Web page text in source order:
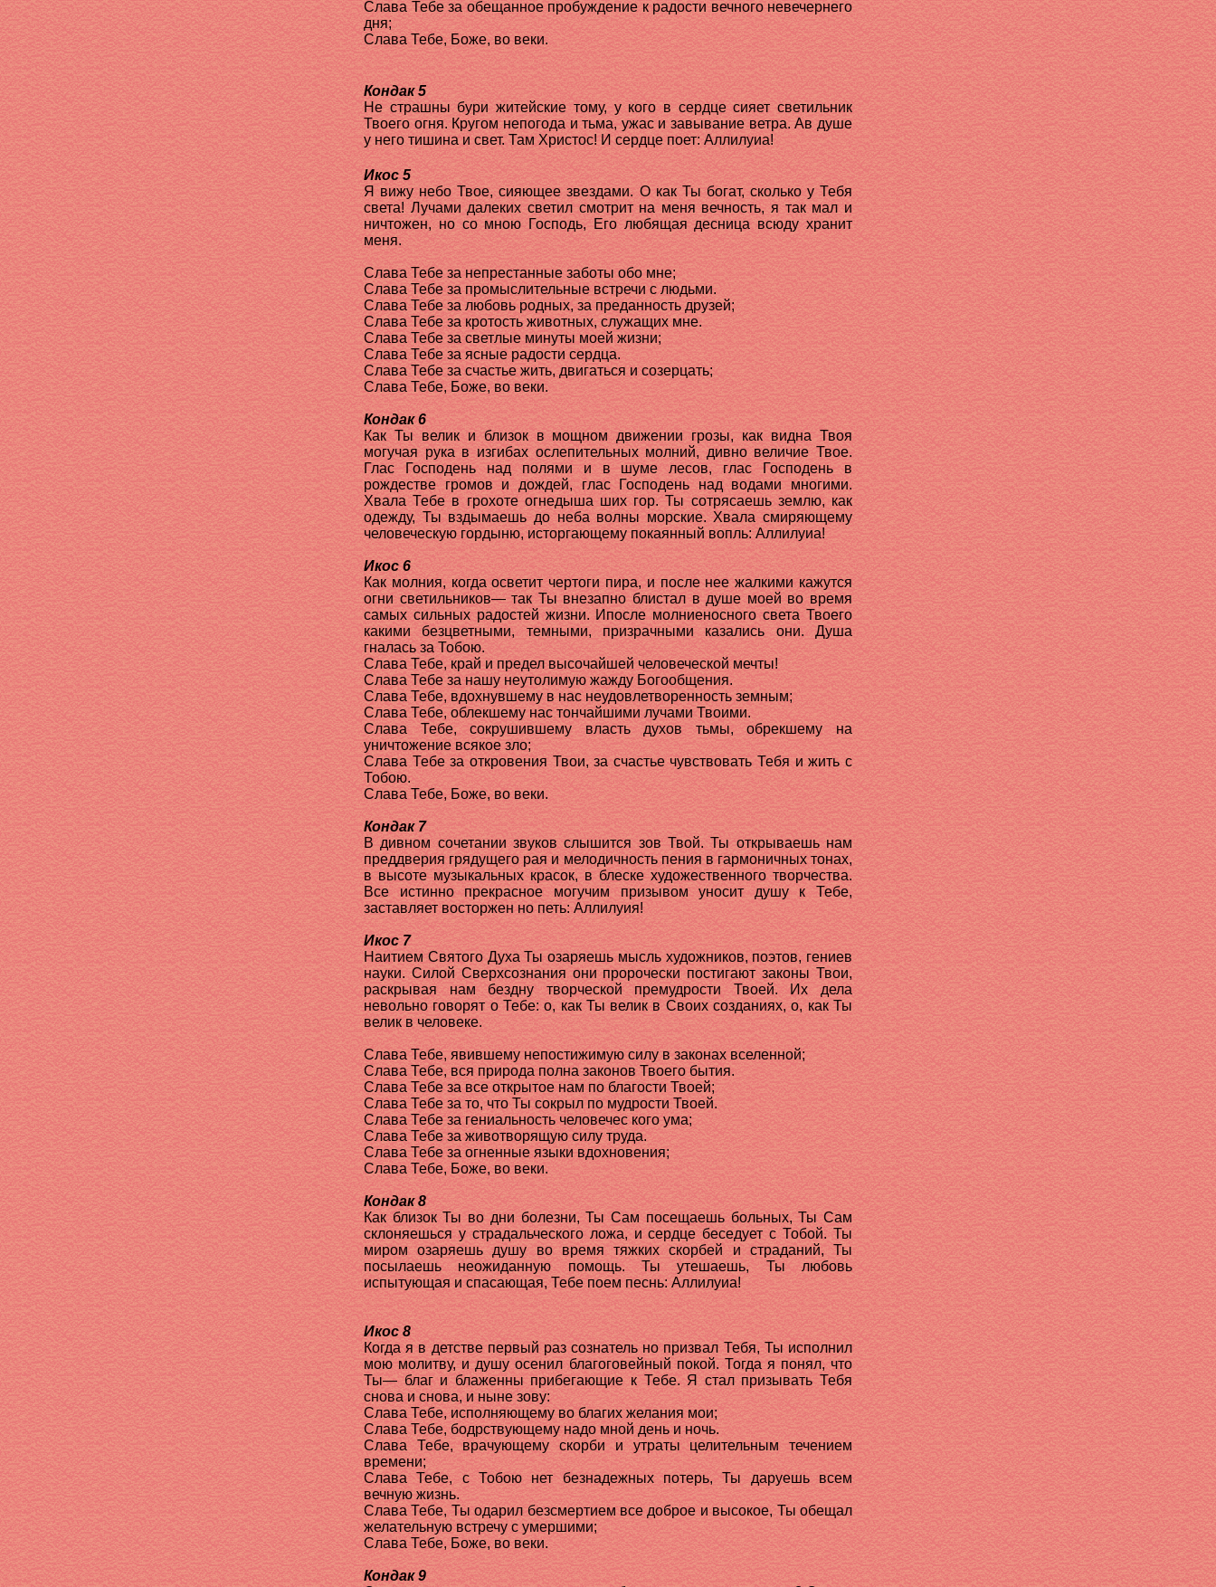
Слава Тебе за обещанное пробуждение к радости вечного невечернего
дня;
Слава Тебе, Боже, во веки.
Кондак 5
Не страшны бури житейские тому, у кого в сердце сияет светильник
Твоего огня. Кругом непогода и тьма, ужас и завывание ветра. Ав душе
у него тишина и свет. Там Христос! И сердце поет: Аллилуиа!
Икос 5
Я вижу небо Твое, сияющее звездами. О как Ты богат, сколько у Тебя
света! Лучами далеких светил смотрит на меня вечность, я так мал и
ничтожен, но со мною Господь, Его любящая десница всюду хранит
меня.
Слава Тебе за непрестанные заботы обо мне;
Слава Тебе за промыслительные встречи с людьми.
Слава Тебе за любовь родных, за преданность друзей;
Слава Тебе за кротость животных, служащих мне.
Слава Тебе за светлые минуты моей жизни;
Слава Тебе за ясные радости сердца.
Слава Тебе за счастье жить, двигаться и созерцать;
Слава Тебе, Боже, во веки.
Кондак 6
Как Ты велик и близок в мощном движении грозы, как видна Твоя
могучая рука в изгибах ослепительных молний, дивно величие Твое.
Глас Господень над полями и в шуме лесов, глас Господень в
рождестве громов и дождей, глас Господень над водами многими.
Хвала Тебе в грохоте огнедыша ших гор. Ты сотрясаешь землю, как
одежду, Ты вздымаешь до неба волны морские. Хвала смиряющему
человеческую гордыню, исторгающему покаянный вопль: Аллилуиа!
Икос 6
Как молния, когда осветит чертоги пира, и после нее жалкими кажутся
огни светильников— так Ты внезапно блистал в душе моей во время
самых сильных радостей жизни. Ипосле молниеносного света Твоего
какими безцветными, темными, призрачными казались они. Душа
гналась за Тобою.
Слава Тебе, край и предел высочайшей человеческой мечты!
Слава Тебе за нашу неутолимую жажду Богообщения.
Слава Тебе, вдохнувшему в нас неудовлетворенность земным;
Слава Тебе, облекшему нас тончайшими лучами Твоими.
Слава Тебе, сокрушившему власть духов тьмы, обрекшему на
уничтожение всякое зло;
Слава Тебе за откровения Твои, за счастье чувствовать Тебя и жить с
Тобою.
Слава Тебе, Боже, во веки.
Кондак 7
В дивном сочетании звуков слышится зов Твой. Ты открываешь нам
преддверия грядущего рая и мелодичность пения в гармоничных тонах,
в высоте музыкальных красок, в блеске художественного творчества.
Все истинно прекрасное могучим призывом уносит душу к Тебе,
заставляет восторжен но петь: Аллилуия!
Икос 7
Наитием Святого Духа Ты озаряешь мысль художников, поэтов, гениев
науки. Силой Сверхсознания они пророчески постигают законы Твои,
раскрывая нам бездну творческой премудрости Твоей. Их дела
невольно говорят о Тебе: о, как Ты велик в Своих созданиях, о, как Ты
велик в человеке.
Слава Тебе, явившему непостижимую силу в законах вселенной;
Слава Тебе, вся природа полна законов Твоего бытия.
Слава Тебе за все открытое нам по благости Твоей;
Слава Тебе за то, что Ты сокрыл по мудрости Твоей.
Слава Тебе за гениальность человечес кого ума;
Слава Тебе за животворящую силу труда.
Слава Тебе за огненные языки вдохновения;
Слава Тебе, Боже, во веки.
Кондак 8
Как близок Ты во дни болезни, Ты Сам посещаешь больных, Ты Сам
склоняешься у страдальческого ложа, и сердце беседует с Тобой. Ты
миром озаряешь душу во время тяжких скорбей и страданий, Ты
посылаешь неожиданную помощь. Ты утешаешь, Ты любовь
испытующая и спасающая, Тебе поем песнь: Аллилуиа!
Икос 8
Когда я в детстве первый раз сознатель но призвал Тебя, Ты исполнил
мою молитву, и душу осенил благоговейный покой. Тогда я понял, что
Ты— благ и блаженны прибегающие к Тебе. Я стал призывать Тебя
снова и снова, и ныне зову:
Слава Тебе, исполняющему во благих желания мои;
Слава Тебе, бодрствующему надо мной день и ночь.
Слава Тебе, врачующему скорби и утраты целительным течением
времени;
Слава Тебе, с Тобою нет безнадежных потерь, Ты даруешь всем
вечную жизнь.
Слава Тебе, Ты одарил безсмертием все доброе и высокое, Ты обещал
желательную встречу с умершими;
Слава Тебе, Боже, во веки.
Кондак 9